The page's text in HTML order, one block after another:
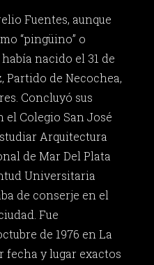
Fuentes, aunque
“pingüino” o
había nacido el 31 de
Partido de Necochea,
Concluyó sus
el Colegio San José
Arquitectura
de Mar Del Plata
Universitaria
de conserje en el
Fue
de 1976 en La
fecha y lugar exactos